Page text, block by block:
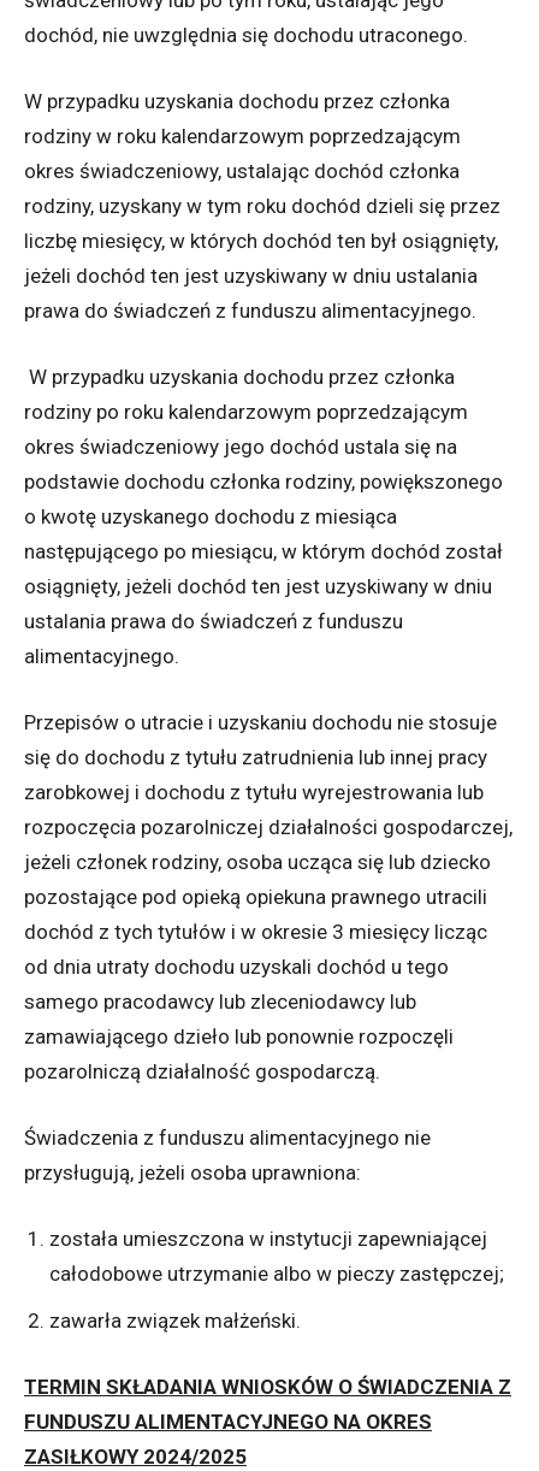
dochód, nie uwzględnia się dochodu utraconego.
W przypadku uzyskania dochodu przez członka
rodziny w roku kalendarzowym poprzedzającym
okres świadczeniowy, ustalając dochód członka
rodziny, uzyskany w tym roku dochód dzieli się przez
liczbę miesięcy, w których dochód ten był osiągnięty,
jeżeli dochód ten jest uzyskiwany w dniu ustalania
prawa do świadczeń z funduszu alimentacyjnego.
W przypadku uzyskania dochodu przez członka
rodziny po roku kalendarzowym poprzedzającym
okres świadczeniowy jego dochód ustala się na
podstawie dochodu członka rodziny, powiększonego
o kwotę uzyskanego dochodu z miesiąca
następującego po miesiącu, w którym dochód został
osiągnięty, jeżeli dochód ten jest uzyskiwany w dniu
ustalania prawa do świadczeń z funduszu
alimentacyjnego.
Przepisów o utracie i uzyskaniu dochodu nie stosuje
się do dochodu z tytułu zatrudnienia lub innej pracy
zarobkowej i dochodu z tytułu wyrejestrowania lub
rozpoczęcia pozarolniczej działalności gospodarczej,
jeżeli członek rodziny, osoba ucząca się lub dziecko
pozostające pod opieką opiekuna prawnego utracili
dochód z tych tytułów i w okresie 3 miesięcy licząc
od dnia utraty dochodu uzyskali dochód u tego
samego pracodawcy lub zleceniodawcy lub
zamawiającego dzieło lub ponownie rozpoczęli
pozarolniczą działalność gospodarczą.
Świadczenia z funduszu alimentacyjnego nie
przysługują, jeżeli osoba uprawniona:
została umieszczona w instytucji zapewniającej
całodobowe utrzymanie albo w pieczy zastępczej;
zawarła związek małżeński.
TERMIN SKŁADANIA WNIOSKÓW O ŚWIADCZENIA Z
FUNDUSZU ALIMENTACYJNEGO NA OKRES
ZASIŁKOWY 2024/2025